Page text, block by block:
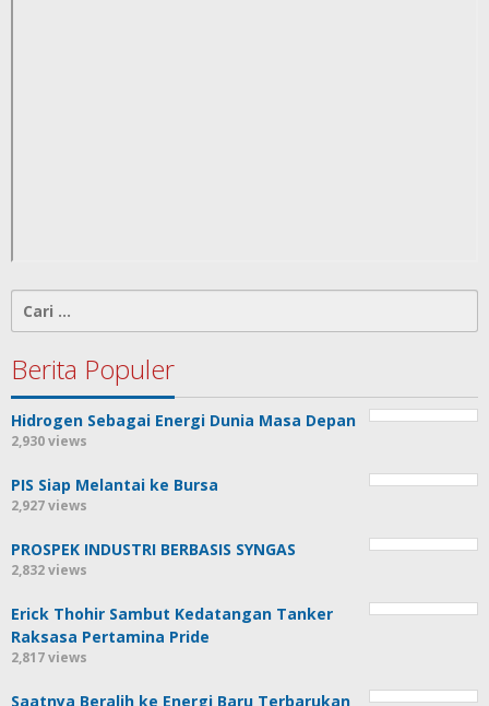
untuk:
Berita Populer
Hidrogen Sebagai Energi Dunia Masa Depan
2,930 views
PIS Siap Melantai ke Bursa
2,927 views
PROSPEK INDUSTRI BERBASIS SYNGAS
2,832 views
Erick Thohir Sambut Kedatangan Tanker
Raksasa Pertamina Pride
2,817 views
Saatnya Beralih ke Energi Baru Terbarukan